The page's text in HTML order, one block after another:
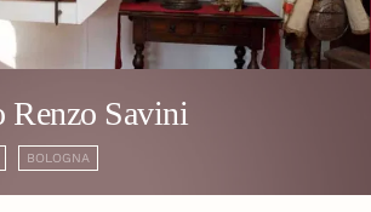
Renzo Savini
BOLOGNA